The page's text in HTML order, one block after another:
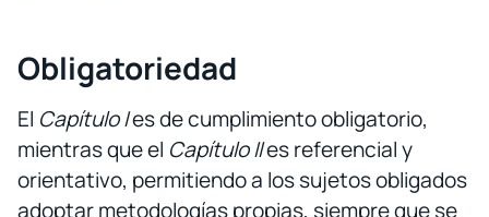
Obligatoriedad
El Capítulo Ies de cumplimiento obligatorio,
mientras que el Capítulo IIes referencial y
orientativo, permitiendo a los sujetos obligados
adoptar metodologías propias, siempre que se